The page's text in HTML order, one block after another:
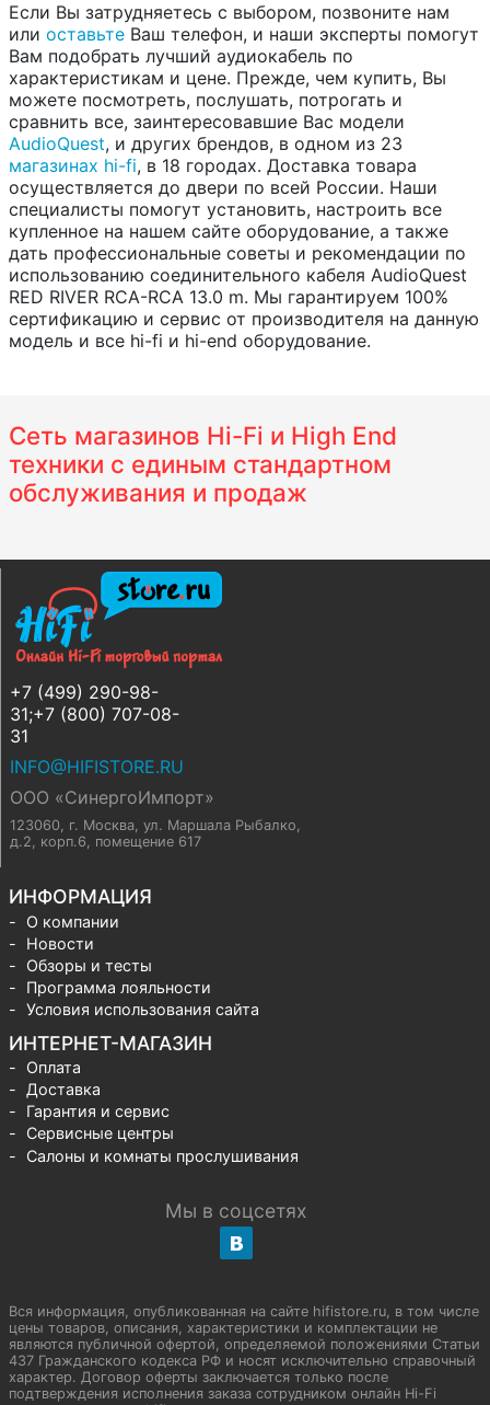
Если Вы затрудняетесь с выбором, позвоните нам
или оставьте Ваш телефон, и наши эксперты помогут
Вам подобрать лучший аудиокабель по
характеристикам и цене. Прежде, чем купить, Вы
можете посмотреть, послушать, потрогать и
сравнить все, заинтересовавшие Вас модели
AudioQuest, и других брендов, в одном из 23
магазинах hi-fi, в 18 городах. Доставка товара
осуществляется до двери по всей России. Наши
специалисты помогут установить, настроить все
купленное на нашем сайте оборудование, а также
дать профессиональные советы и рекомендации по
использованию соединительного кабеля AudioQuest
RED RIVER RCA-RCA 13.0 m. Мы гарантируем 100%
сертификацию и сервис от производителя на данную
модель и все hi-fi и hi-end оборудование.
Сеть магазинов Hi-Fi и High End
техники с единым стандартном
обслуживания и продаж
+7 (499) 290-98-
31;+7 (800) 707-08-
31
INFO@HIFISTORE.RU
ООО «СинергоИмпорт»
123060, г. Москва, ул. Маршала Рыбалко,
д.2, корп.6, помещение 617
ИНФОРМАЦИЯ
О компании
Новости
Обзоры и тесты
Программа лояльности
Условия использования сайта
ИНТЕРНЕТ-МАГАЗИН
Оплата
Доставка
Гарантия и сервис
Сервисные центры
Салоны и комнаты прослушивания
Мы в соцсетях
Вся информация, опубликованная на сайте hifistore.ru, в том числе
цены товаров, описания, характеристики и комплектации не
являются публичной офертой, определяемой положениями Статьи
437 Гражданского кодекса РФ и носят исключительно справочный
характер. Договор оферты заключается только после
подтверждения исполнения заказа сотрудником онлайн Hi-Fi